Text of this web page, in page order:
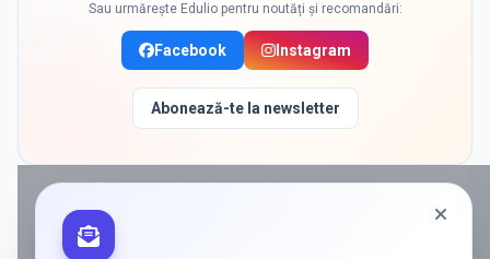
Sau urmărește Edulio pentru noutăți și recomandări:
Facebook Instagram
Abonează-te la newsletter